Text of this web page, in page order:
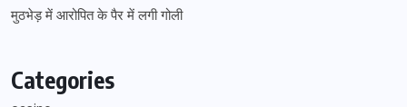
मुठभेड़ में आरोपित के पैर में लगी गोली
Categories